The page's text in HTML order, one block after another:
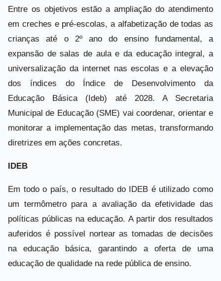
Entre os objetivos estão a ampliação do atendimento
em creches e pré-escolas, a alfabetização de todas as
crianças até o 2º ano do ensino fundamental, a
expansão de salas de aula e da educação integral, a
universalização da internet nas escolas e a elevação
dos índices do Índice de Desenvolvimento da
Educação Básica (Ideb) até 2028. A Secretaria
Municipal de Educação (SME) vai coordenar, orientar e
monitorar a implementação das metas, transformando
diretrizes em ações concretas.
IDEB
Em todo o país, o resultado do IDEB é utilizado como
um termômetro para a avaliação da efetividade das
políticas públicas na educação. A partir dos resultados
auferidos é possível nortear as tomadas de decisões
na educação básica, garantindo a oferta de uma
educação de qualidade na rede pública de ensino.